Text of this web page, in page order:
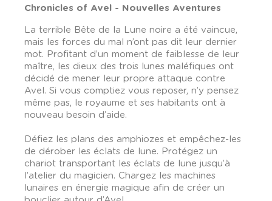
Chronicles of Avel - Nouvelles Aventures
La terrible Bête de la Lune noire a été vaincue,
mais les forces du mal n’ont pas dit leur dernier
mot. Profitant d’un moment de faiblesse de leur
maître, les dieux des trois lunes maléfiques ont
décidé de mener leur propre attaque contre
Avel. Si vous comptiez vous reposer, n’y pensez
même pas, le royaume et ses habitants ont à
nouveau besoin d’aide.
Défiez les plans des amphiozes et empêchez-les
de dérober les éclats de lune. Protégez un
chariot transportant les éclats de lune jusqu’à
l’atelier du magicien. Chargez les machines
lunaires en énergie magique afin de créer un